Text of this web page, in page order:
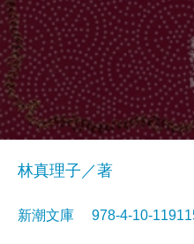
林真理子／著
新潮文庫 978-4-10-